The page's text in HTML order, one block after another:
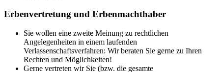
Erbenvertretung und Erbenmachthaber
Sie wollen eine zweite Meinung zu rechtlichen
Angelegenheiten in einem laufenden
Verlassenschaftsverfahren: Wir beraten Sie gerne zu Ihren
Rechten und Möglichkeiten!
Gerne vertreten wir Sie (bzw. die gesamte